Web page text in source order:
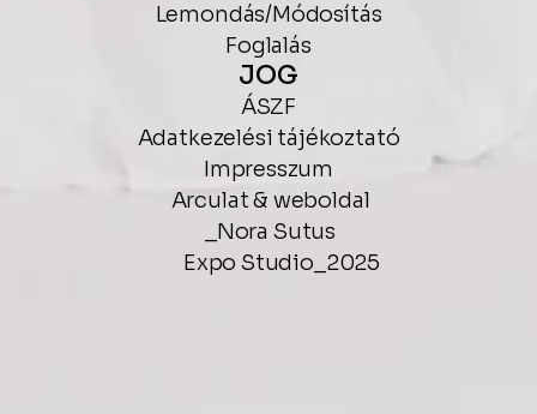
Lemondás/Módosítás
Foglalás
JOG
ÁSZF
Adatkezelési tájékoztató
Impresszum
Arculat & weboldal
Nora Sutus
Expo Studio_2025